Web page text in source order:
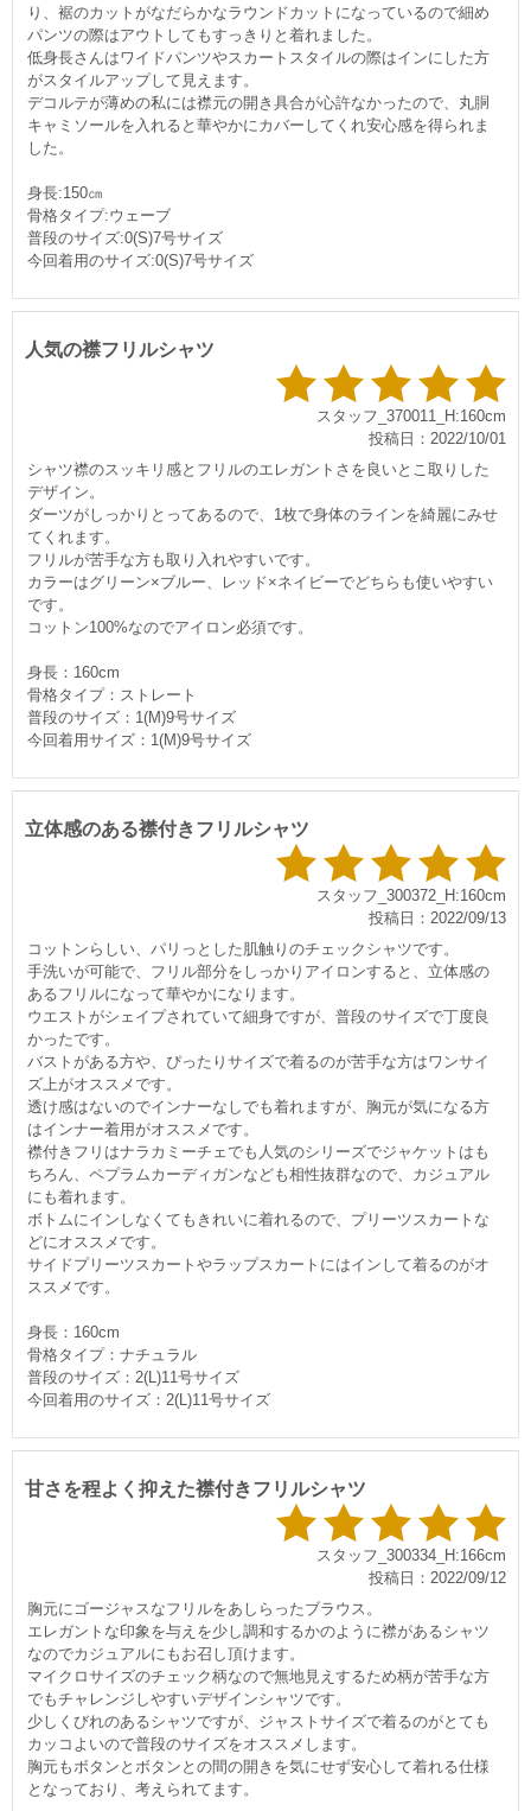
り、裾のカットがなだらかなラウンドカットになっているので細め
パンツの際はアウトしてもすっきりと着れました。
低身長さんはワイドパンツやスカートスタイルの際はインにした方
がスタイルアップして見えます。
デコルテが薄めの私には襟元の開き具合が心許なかったので、丸胴
キャミソールを入れると華やかにカバーしてくれ安心感を得られま
した。
身長:150㎝
骨格タイプ:ウェーブ
普段のサイズ:0(S)7号サイズ
今回着用のサイズ:0(S)7号サイズ
人気の襟フリルシャツ
スタッフ_370011_H:160cm
投稿日：2022/10/01
シャツ襟のスッキリ感とフリルのエレガントさを良いとこ取りした
デザイン。
ダーツがしっかりとってあるので、1枚で身体のラインを綺麗にみせ
てくれます。
フリルが苦手な方も取り入れやすいです。
カラーはグリーン×ブルー、レッド×ネイビーでどちらも使いやすい
です。
コットン100%なのでアイロン必須です。
身長：160cm
骨格タイプ：ストレート
普段のサイズ：1(M)9号サイズ
今回着用サイズ：1(M)9号サイズ
立体感のある襟付きフリルシャツ
スタッフ_300372_H:160cm
投稿日：2022/09/13
コットンらしい、パリっとした肌触りのチェックシャツです。
手洗いが可能で、フリル部分をしっかりアイロンすると、立体感の
あるフリルになって華やかになります。
ウエストがシェイプされていて細身ですが、普段のサイズで丁度良
かったです。
バストがある方や、ぴったりサイズで着るのが苦手な方はワンサイ
ズ上がオススメです。
透け感はないのでインナーなしでも着れますが、胸元が気になる方
はインナー着用がオススメです。
襟付きフリはナラカミーチェでも人気のシリーズでジャケットはも
ちろん、ペプラムカーディガンなども相性抜群なので、カジュアル
にも着れます。
ボトムにインしなくてもきれいに着れるので、プリーツスカートな
どにオススメです。
サイドプリーツスカートやラップスカートにはインして着るのがオ
ススメです。
身長：160cm
骨格タイプ：ナチュラル
普段のサイズ：2(L)11号サイズ
今回着用のサイズ：2(L)11号サイズ
甘さを程よく抑えた襟付きフリルシャツ
スタッフ_300334_H:166cm
投稿日：2022/09/12
胸元にゴージャスなフリルをあしらったブラウス。
エレガントな印象を与えを少し調和するかのように襟があるシャツ
なのでカジュアルにもお召し頂けます。
マイクロサイズのチェック柄なので無地見えするため柄が苦手な方
でもチャレンジしやすいデザインシャツです。
少しくびれのあるシャツですが、ジャストサイズで着るのがとても
カッコよいので普段のサイズをオススメします。
胸元もボタンとボタンとの間の開きを気にせず安心して着れる仕様
となっており、考えられてます。